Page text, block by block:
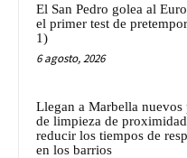
El San Pedro golea al
el primer test de
1)
6 agosto, 2026
Llegan a Marbella nuevos
de limpieza de
reducir los tiempos de
en los barrios